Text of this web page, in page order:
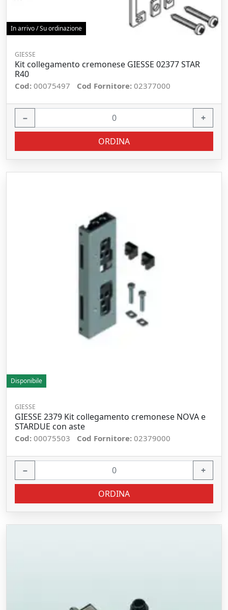
In arrivo / Su ordinazione
GIESSE
Kit collegamento cremonese GIESSE 02377 STAR
R40
Cod: 00075497 Cod Fornitore: 02377000
− +
ORDINA
Disponibile
GIESSE
GIESSE 2379 Kit collegamento cremonese NOVA e
STARDUE con aste
Cod: 00075503 Cod Fornitore: 02379000
− +
ORDINA